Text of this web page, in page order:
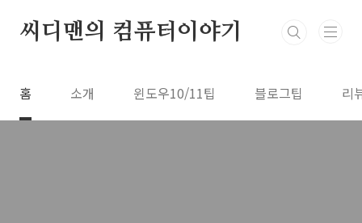
씨디맨의 컴퓨터이야기
홈 소개 윈도우10/11팁 블로그팁 리